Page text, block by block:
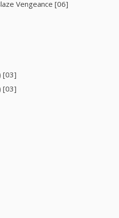
Vengeance [06]
[03]
[03]